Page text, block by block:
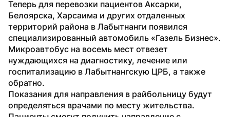
Теперь для перевозки пациентов Аксарки,
Белоярска, Харсаима и других отдаленных
территорий района в Лабытнанги появился
специализированный автомобиль «Газель Бизнес».
Микроавтобус на восемь мест отвезет
нуждающихся на диагностику, лечение или
госпитализацию в Лабытнангскую ЦРБ, а также
обратно.
Показания для направления в райбольницу будут
определяться врачами по месту жительства.